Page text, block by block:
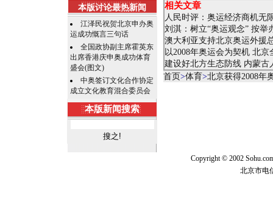
本版讨论最热新闻
江泽民祝贺北京申办奥
运成功慨言三句话
全国政协副主席霍英东
出席香港庆申奥成功体育
盛会(图文)
中奥签订文化合作协定
成立文化教育混合委员会
本版新闻搜索
相关文章
人民时评：奥运经济商机无
刘淇：树立“奥运观念” 按举
澳大利亚支持北京奥运外援
以2008年奥运会为契机 北
建设好北方生态防线 内蒙古
首页>体育>北京获得2008年
Copyright © 2002
北京市电